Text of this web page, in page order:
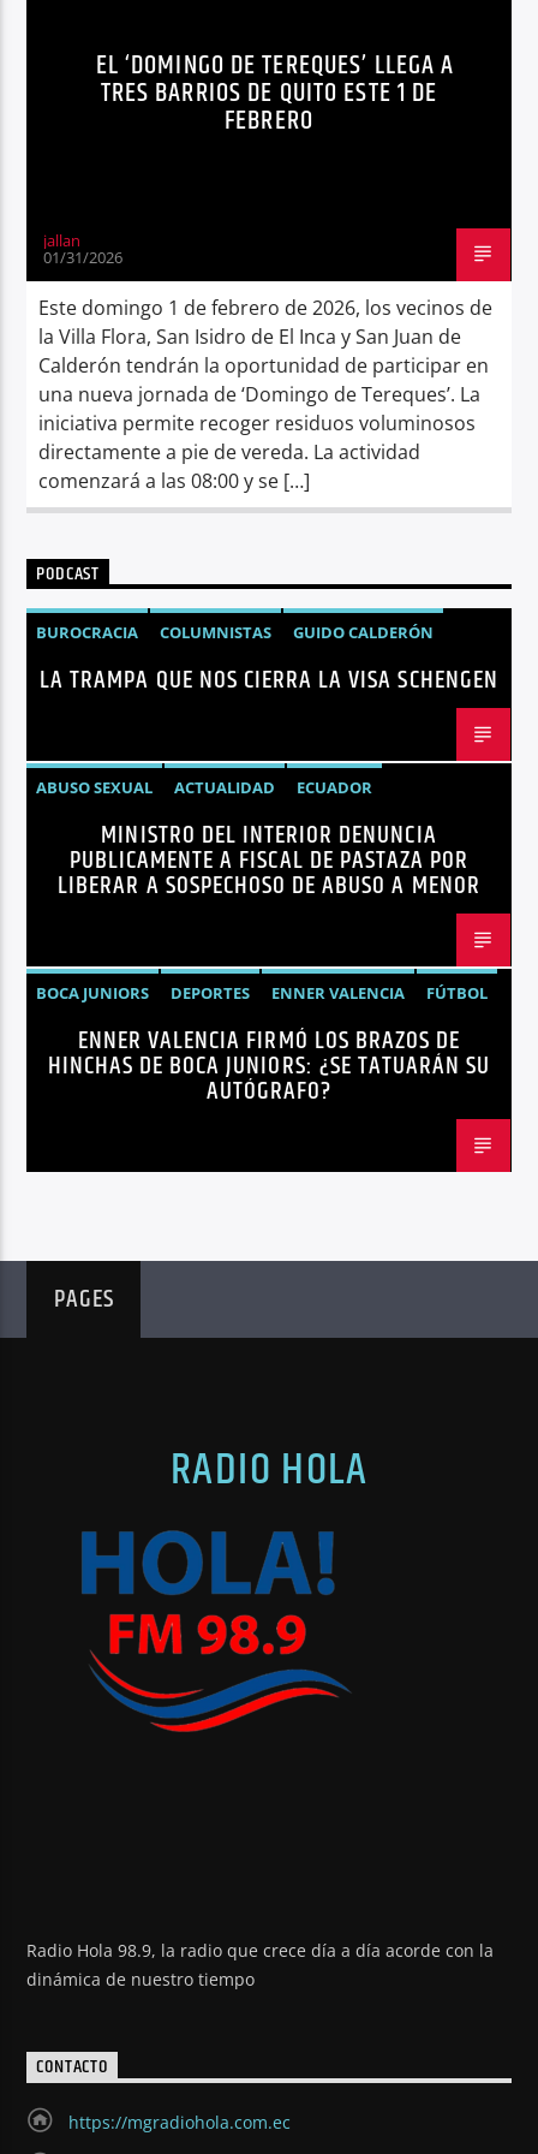
Radio holaEL ‘DOMINGO DE TEREQUES’ LLEGA A
TRES BARRIOS DE QUITO ESTE 1 DE
FEBRERO
jallan
01/31/2026
Este domingo 1 de febrero de 2026, los vecinos de
la Villa Flora, San Isidro de El Inca y San Juan de
Calderón tendrán la oportunidad de participar en
una nueva jornada de ‘Domingo de Tereques’. La
iniciativa permite recoger residuos voluminosos
directamente a pie de vereda. La actividad
comenzará a las 08:00 y se […]
PODCAST
BUROCRACIA COLUMNISTAS
GUIDO CALDERÓN
LIBRE COMERCIO
NOTICIAS
NOTICIAS ECUADOR
LA TRAMPA QUE NOS CIERRA LA VISA SCHENGEN
ABUSO SEXUAL ACTUALIDAD
ECUADOR
JOHN REIMBERG
MINISTRO DEL INTERIOR
NOTICIAS
SEGURIDAD
MINISTRO DEL INTERIOR DENUNCIA
PUBLICAMENTE A FISCAL DE PASTAZA POR
LIBERAR A SOSPECHOSO DE ABUSO A MENOR
BOCA JUNIORS DEPORTES ENNER VALENCIA
FÚTBOL
NOTICIASENNER VALENCIA FIRMÓ LOS BRAZOS DE
HINCHAS DE BOCA JUNIORS: ¿SE TATUARÁN SU
AUTÓGRAFO?
PAGES
RADIO HOLA
Radio Hola 98.9, la radio que crece día a día acorde con la
dinámica de nuestro tiempo
CONTACTO
https://mgradiohola.com.ec